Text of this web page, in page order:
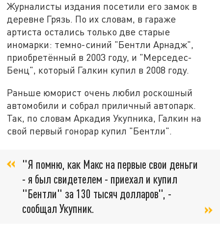
Журналисты издания посетили его замок в
деревне Грязь. По их словам, в гараже
артиста остались только две старые
иномарки: темно-синий "Бентли Арнадж",
приобретённый в 2003 году, и "Мерседес-
Бенц", который Галкин купил в 2008 году.
Раньше юморист очень любил роскошный
автомобили и собрал приличный автопарк.
Так, по словам Аркадия Укупника, Галкин на
свой первый гонорар купил "Бентли".
"Я помню, как Макс на первые свои деньги
- я был свидетелем - приехал и купил
"Бентли" за 130 тысяч долларов", -
сообщал Укупник.